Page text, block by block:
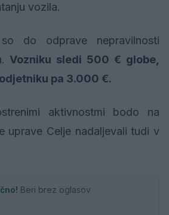
vozila.
do odprave nepravilnosti
Vozniku sledi 500 € globe,
pa 3.000 €.
aktivnostmi bodo na
uprave Celje nadaljevali tudi v
Beri brez oglasov